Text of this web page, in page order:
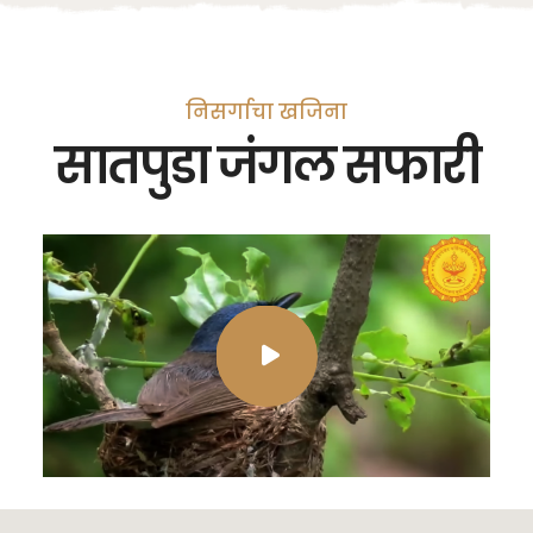
निसर्गाचा खजिना
सातपुडा जंगल सफारी